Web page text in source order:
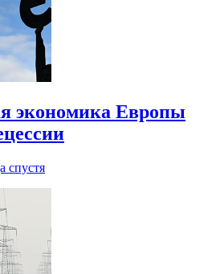
экономика Европы
спустя